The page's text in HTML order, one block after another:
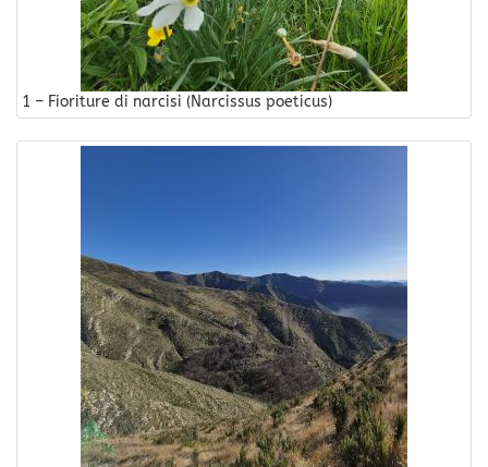
1 – Fioriture di narcisi (Narcissus poeticus)